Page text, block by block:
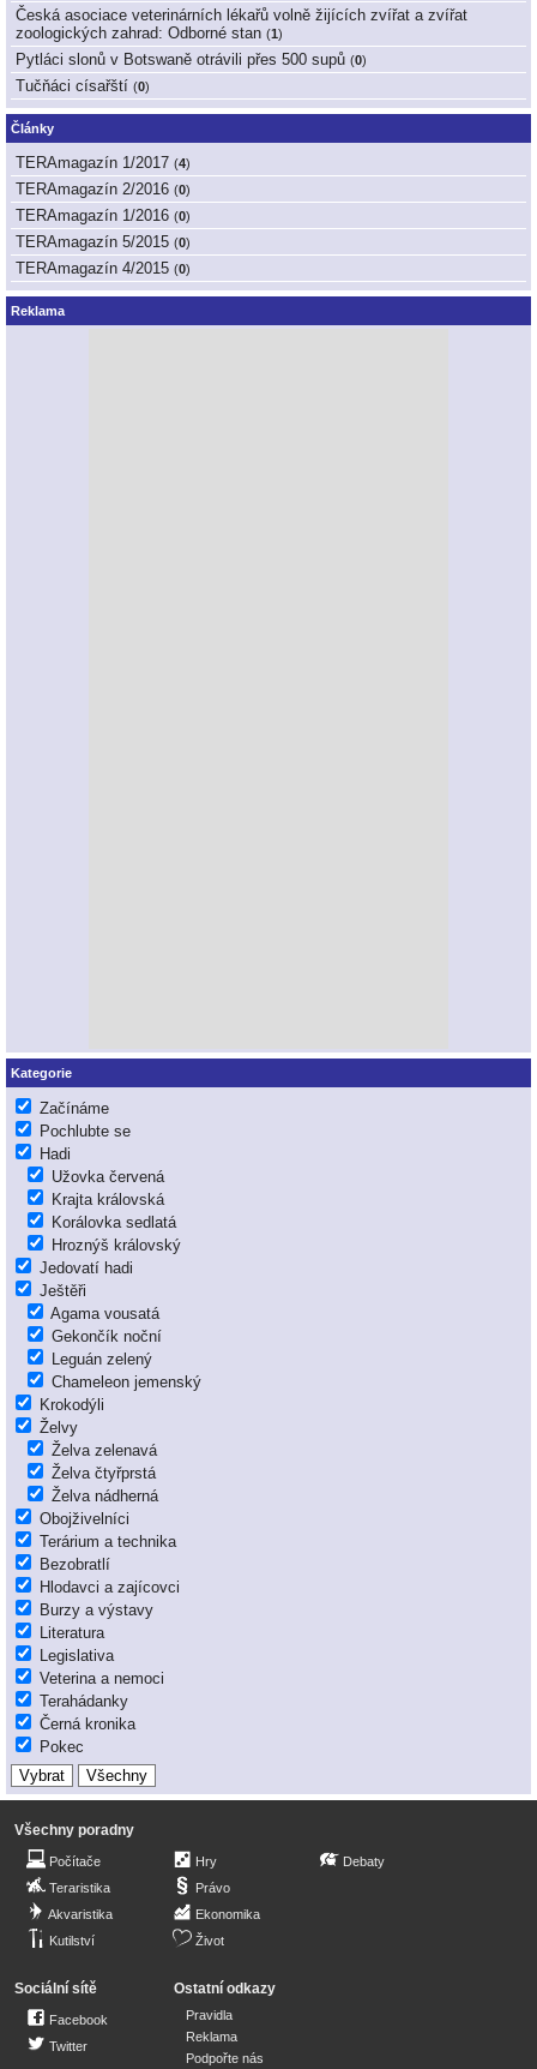
Česká asociace veterinárních lékařů volně žijících zvířat a zvířat
zoologických zahrad: Odborné stan (1 )
Pytláci slonů v Botswaně otrávili přes 500 supů (0)
Tučňáci císařští (0)
Články
TERAmagazín 1/2017 (4)
TERAmagazín 2/2016 (0)
TERAmagazín 1/2016 (0)
TERAmagazín 5/2015 (0)
TERAmagazín 4/2015 (0)
Reklama
Kategorie
Začínáme
Pochlubte se
Hadi
Užovka červená
Krajta královská
Korálovka sedlatá
Hroznýš královský
Jedovatí hadi
Ještěři
Agama vousatá
Gekončík noční
Leguán zelený
Chameleon jemenský
Krokodýli
Želvy
Želva zelenavá
Želva čtyřprstá
Želva nádherná
Obojživelníci
Terárium a technika
Bezobratlí
Hlodavci a zajícovci
Burzy a výstavy
Literatura
Legislativa
Veterina a nemoci
Terahádanky
Černá kronika
Pokec
Všechny poradny
Počítače
Teraristika
Akvaristika
Kutilství
Hry
Právo
Ekonomika
Život
Debaty
Sociální sítě
Facebook
Twitter
Ostatní odkazy
Pravidla
Reklama
Podpořte nás